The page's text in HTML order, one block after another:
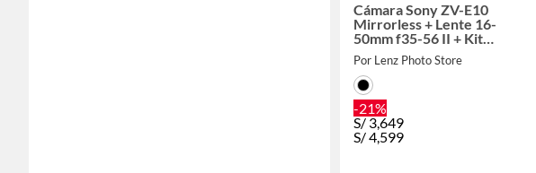
Cámara Sony ZV-E10
Mirrorless + Lente 16-
50mm f35-56 II + Kit
Ultimate de Accesorios
Por Lenz Photo Store
-21%
S/ 3,649
S/4,599